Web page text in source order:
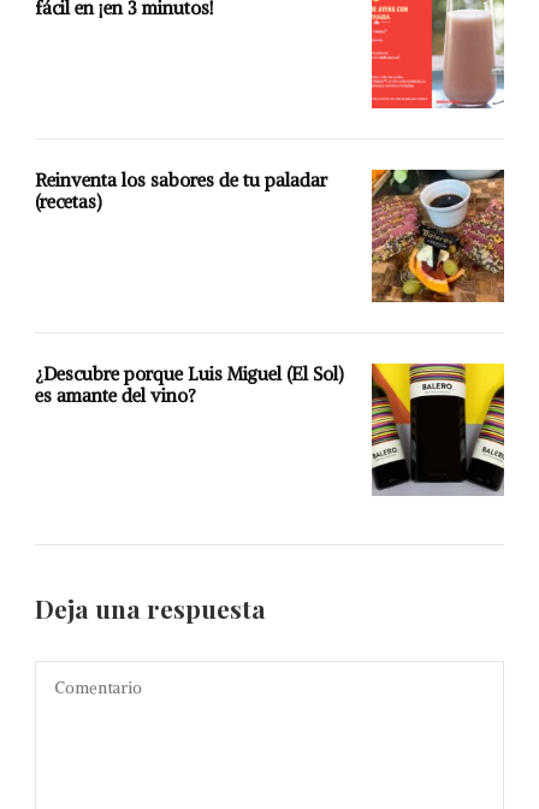
fácil en ¡en 3 minutos!
Reinventa los sabores de tu paladar
(recetas)
¿Descubre porque Luis Miguel (El Sol)
es amante del vino?
Deja una respuesta